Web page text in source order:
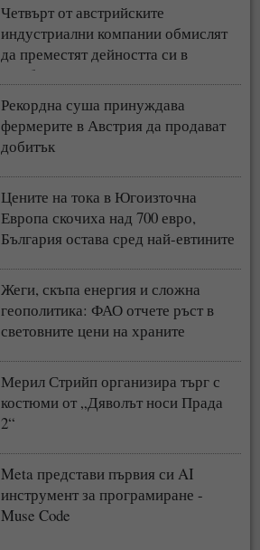
Четвърт от австрийските
индустриални компании обмислят
да преместят дейността си в
чужбина
Рекордна суша принуждава
фермерите в Австрия да продават
добитък
Цените на тока в Югоизточна
Европа скочиха над 700 евро,
България остава сред най-евтините
Жеги, скъпа енергия и сложна
геополитика: ФАО отчете ръст в
световните цени на храните
Мерил Стрийп организира търг с
костюми от „Дяволът носи Прада
2“
Meta представи първия си AI
инструмент за програмиране -
Muse Code